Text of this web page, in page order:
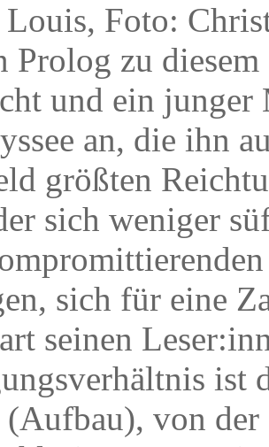
Foto:
Prolog zu
und ein junger
an, die ihn
größten
sich weniger
sich für eine
seinen
ist
(Aufbau), von